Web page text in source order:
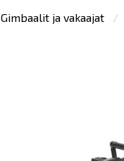
Gimbaalit ja vakaajat